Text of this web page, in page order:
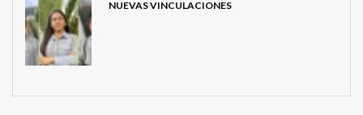
NUEVAS VINCULACIONES